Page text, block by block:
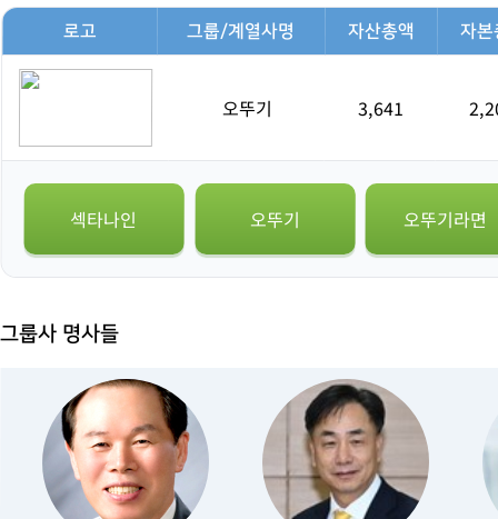
로고 그룹/계열사명 자산총액 자본
오뚜기 3,641
섹타나인 오뚜기 오뚜기라면
그룹사 명사들